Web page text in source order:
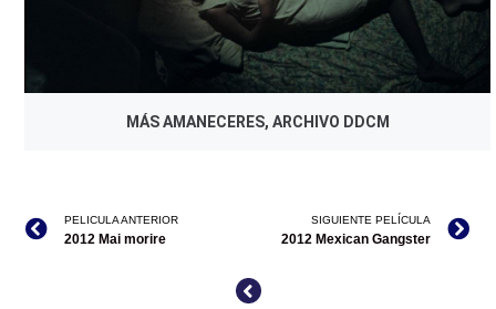
MÁS AMANECERES, ARCHIVO DDCM
PELICULA ANTERIOR
2012 Mai morire
SIGUIENTE PELÍCULA
2012 Mexican Gangster